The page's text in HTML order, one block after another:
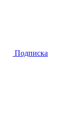
Подписка